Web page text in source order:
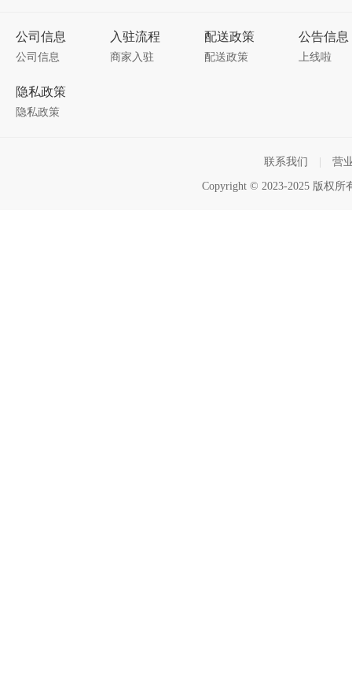
公司信息
公司信息
入驻流程
商家入驻
配送政策
配送政策
公告信息
上线啦
隐私政策
隐私政策
联系我们 营
Copyright © 2023-2025 版权所